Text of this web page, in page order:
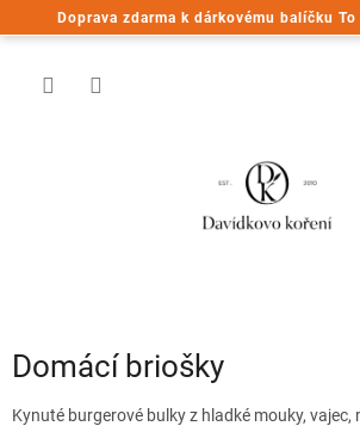
Doprava zdarma k dárkovému balíčku
na
Domácí briošky
Kynuté burgerové bulky z hladké mouky, vajec,